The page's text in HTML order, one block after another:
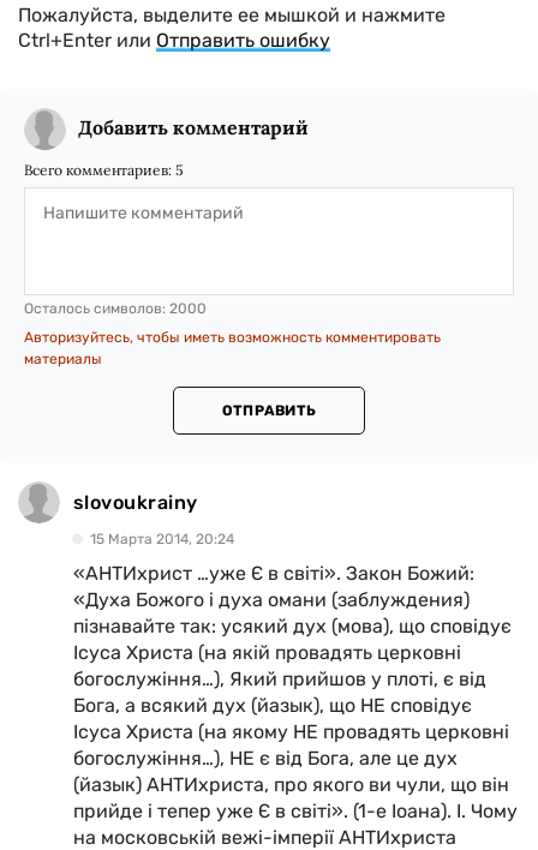
Пожалуйста, выделите ее мышкой и нажмите
Ctrl+Enter или Отправить ошибку
Добавить комментарий
Всего комментариев: 5
Осталось символов: 2000
Авторизуйтесь, чтобы иметь возможность комментировать
материалы
ОТПРАВИТЬ
slovoukrainy
15 Марта 2014, 20:24
«АНТИхрист …уже Є в світі». Закон Божий:
«Духа Божого і духа омани (заблуждения)
пізнавайте так: усякий дух (мова), що сповідує
Ісуса Христа (на якій провадять церковні
богослужіння…), Який прийшов у плоті, є від
Бога, а всякий дух (йазык), що НЕ сповідує
Ісуса Христа (на якому НЕ провадять церковні
богослужіння…), НЕ є від Бога, але це дух
(йазык) АНТИхриста, про якого ви чули, що він
прийде і тепер уже Є в світі». (1-е Іоана). І. Чому
на московській вежі-імперії АНТИхриста